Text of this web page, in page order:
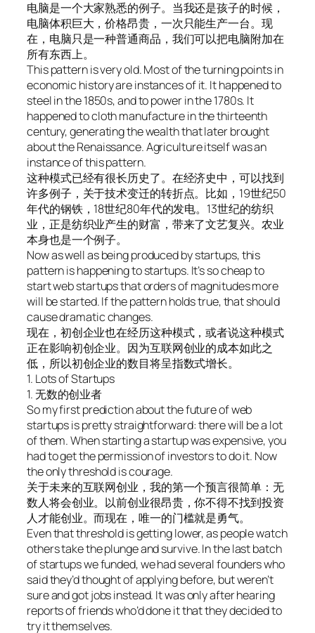
电脑是一个大家熟悉的例子。当我还是孩子的时候，
电脑体积巨大，价格昂贵，一次只能生产一台。现
在，电脑只是一种普通商品，我们可以把电脑附加在
所有东西上。
This pattern is very old. Most of the turning points in
economic history are instances of it. It happened to
steel in the 1850s, and to power in the 1780s. It
happened to cloth manufacture in the thirteenth
century, generating the wealth that later brought
about the Renaissance. Agriculture itself was an
instance of this pattern.
这种模式已经有很长历史了。在经济史中，可以找到
许多例子，关于技术变迁的转折点。比如，19世纪50
年代的钢铁，18世纪80年代的发电。13世纪的纺织
业，正是纺织业产生的财富，带来了文艺复兴。农业
本身也是一个例子。
Now as well as being produced by startups, this
pattern is happening to startups. It’s so cheap to
start web startups that orders of magnitudes more
will be started. If the pattern holds true, that should
cause dramatic changes.
现在，初创企业也在经历这种模式，或者说这种模式
正在影响初创企业。因为互联网创业的成本如此之
低，所以初创企业的数目将呈指数式增长。
1. Lots of Startups
1. 无数的创业者
So my first prediction about the future of web
startups is pretty straightforward: there will be a lot
of them. When starting a startup was expensive, you
had to get the permission of investors to do it. Now
the only threshold is courage.
关于未来的互联网创业，我的第一个预言很简单：无
数人将会创业。以前创业很昂贵，你不得不找到投资
人才能创业。而现在，唯一的门槛就是勇气。
Even that threshold is getting lower, as people watch
others take the plunge and survive. In the last batch
of startups we funded, we had several founders who
said they’d thought of applying before, but weren’t
sure and got jobs instead. It was only after hearing
reports of friends who’d done it that they decided to
try it themselves.